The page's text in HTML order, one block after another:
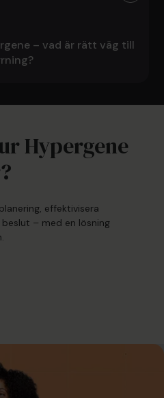
– vad är rätt väg till
Hypergene
effektivisera
– med en lösning